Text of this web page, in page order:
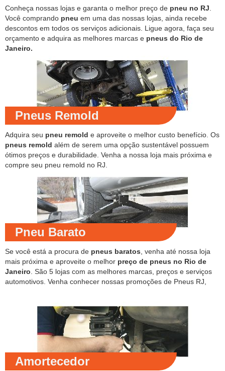
Conheça nossas lojas e garanta o melhor preço de pneu no RJ
Você comprando pneu em uma das nossas lojas, ainda recebe
descontos em todos os serviços adicionais. Ligue agora, faça seu
orçamento e adquira as melhores marcas e pneus do Rio de
Janeiro.
Pneus Remold
Adquira seu pneu remold e aproveite o melhor custo benefício. Os
pneus remold além de serem uma opção sustentável possuem
ótimos preços e durabilidade. Venha a nossa loja mais próxima e
compre seu pneu remold no RJ.
Pneu Barato
Se você está a procura de pneus baratos , venha até nossa loja
mais próxima e aproveite o melhor preço de pneus no Rio de
Janeiro . São 5 lojas com as melhores marcas, preços e serviços
automotivos. Venha conhecer nossas promoções de Pneus RJ,
Amortecedor